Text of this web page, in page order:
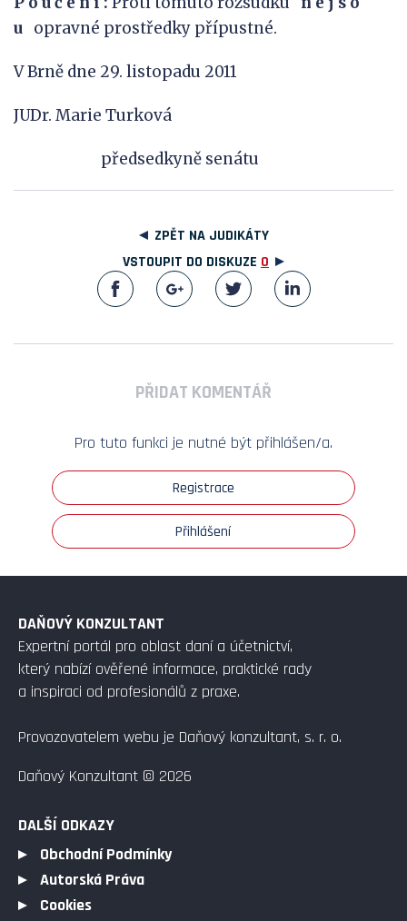
u opravné prostředky přípustné.
V Brně dne 29. listopadu 2011
JUDr. Marie Turková
předsedkyně senátu
ZPĚT NA JUDIKÁTY
VSTOUPIT DO DISKUZE 0
PŘIDAT KOMENTÁŘ
Pro tuto funkci je nutné být přihlášen/a.
Registrace
Přihlášení
DAŇOVÝ KONZULTANT
Expertní portál pro oblast daní a účetnictví,
který nabízí ověřené informace, praktické rady
a inspiraci od profesionálů z praxe.
Provozovatelem webu je Daňový konzultant, s. r. o.
Daňový Konzultant © 2026
DALŠÍ ODKAZY
Obchodní Podmínky
Autorská Práva
Cookies